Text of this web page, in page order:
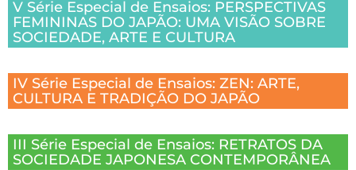
V Série Especial de Ensaios: PERSPECTIVAS
FEMININAS DO JAPÃO: UMA VISÃO SOBRE
SOCIEDADE, ARTE E CULTURA
IV Série Especial de Ensaios: ZEN: ARTE,
CULTURA E TRADIÇÃO DO JAPÃO
III Série Especial de Ensaios: RETRATOS DA
SOCIEDADE JAPONESA CONTEMPORÂNEA